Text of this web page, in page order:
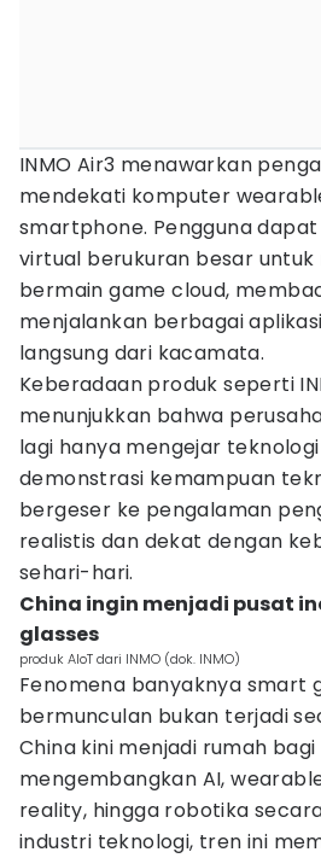
INMO Air3 menawarkan
mendekati komputer
smartphone. Pengguna
virtual berukuran besar
bermain game cloud,
menjalankan berbagai
langsung dari kacamata.
Keberadaan produk seperti
menunjukkan bahwa
lagi hanya mengejar
demonstrasi kemampuan
bergeser ke pengalaman
realistis dan dekat dengan
sehari-hari.
China ingin menjadi pusat
glasses
produk AIoT dari INMO (dok. INMO)
Fenomena banyaknya smart
bermunculan bukan terjadi
China kini menjadi rumah
mengembangkan AI,
reality, hingga robotika
industri teknologi, tren ini